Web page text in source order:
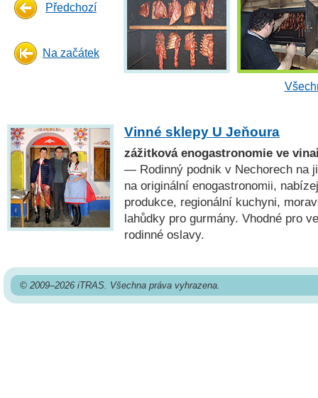
Předchozí
Na začátek
Vinné sklepy U Jeňoura
zážitková enogastronomie ve
— Rodinný podnik v Nechorech na
na originální enogastronomii,
produkce, regionální kuchyni,
lahůdky pro gurmány. Vhodné pro
rodinné oslavy.
© 2009–2026 iTRAS. Všechna práva vyhrazena.